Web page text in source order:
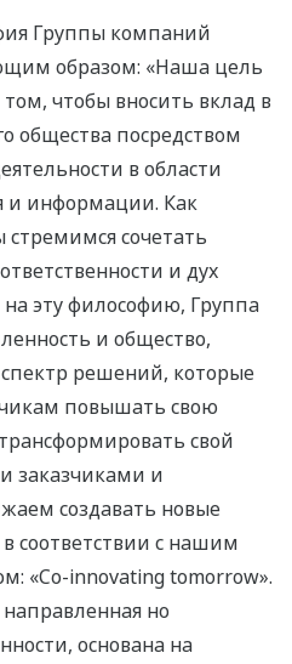
Группы компаний
образом: «Наша цель
чтобы вносить вклад в
общества посредством
в области
и информации. Как
сочетать
и дух
на эту философию, Группа
и общество,
решений, которые
повышать свою
свой
заказчиками и
создавать новые
соответствии с нашим
«Co-innovating tomorrow».
но
основана на